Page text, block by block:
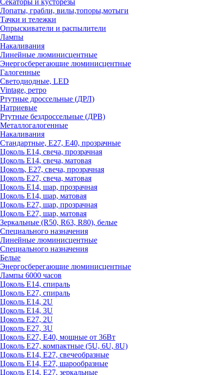
Секаторы и кусторезы
Лопаты, грабли, вилы,топоры,мотыги
Тачки и тележки
Опрыскиватели и распылители
Лампы
Накаливания
Линейные люминисцентные
Энергосберегающие люминисцентные
Галогенные
Светодиодные, LED
Vintage, ретро
Ртутные дроссельные (ДРЛ)
Натриевые
Ртутные бездроссельные (ДРВ)
Металлогалогенные
Накаливания
Стандартные, Е27, Е40, прозрачные
Цоколь Е14, свеча, прозрачная
Цоколь Е14, свеча, матовая
Цоколь, Е27, свеча, прозрачная
Цоколь Е27, свеча, матовая
Цоколь Е14, шар, прозрачная
Цоколь Е14, шар, матовая
Цоколь Е27, шар, прозрачная
Цоколь Е27, шар, матовая
Зеркальные (R50, R63, R80), белые
Специального назначения
Линейные люминисцентные
Специального назначения
Белые
Энергосберегающие люминисцентные
Лампы 6000 часов
Цоколь Е14, спираль
Цоколь Е27, спираль
Цоколь Е14, 2U
Цоколь Е14, 3U
Цоколь Е27, 2U
Цоколь Е27, 3U
Цоколь Е27, Е40, мощные от 36Вт
Цоколь Е27, компактные (5U, 6U, 8U)
Цоколь Е14, Е27, свечеобразные
Цоколь Е14, Е27, шарообразные
Цоколь Е14, Е27, зеркальные